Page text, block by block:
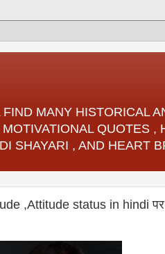
MANY HISTORICAL
QUOTES
SHAYARI , AND HEART
,Attitude status in hindi पर